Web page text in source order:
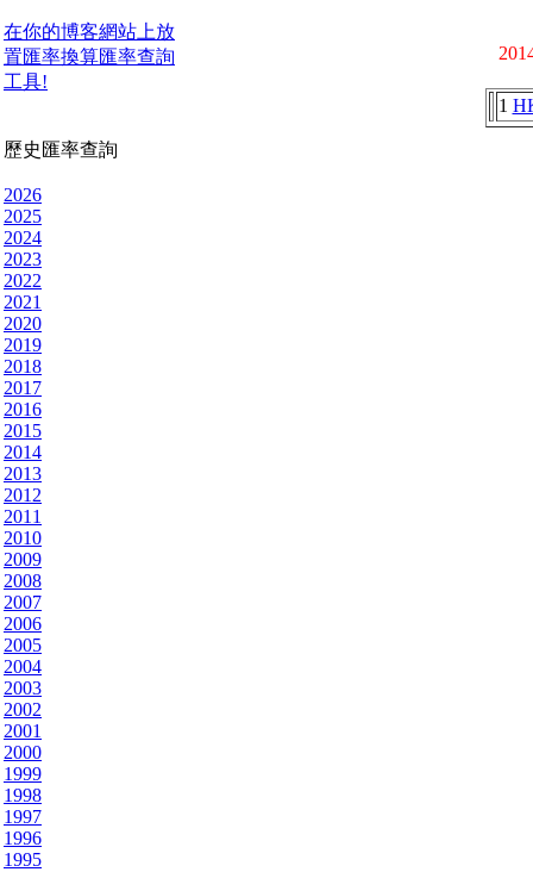
在你的博客網站上放
置匯率換算匯率查詢
工具!
歷史匯率查詢
2026
2025
2024
2023
2022
2021
2020
2019
2018
2017
2016
2015
2014
2013
2012
2011
2010
2009
2008
2007
2006
2005
2004
2003
2002
2001
2000
1999
1998
1997
1996
1995
1